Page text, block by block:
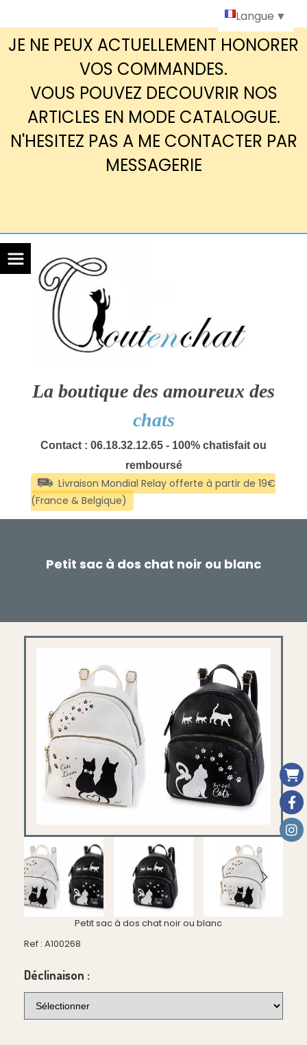
JE NE PEUX ACTUELLEMENT HONORER
VOS COMMANDES.
VOUS POUVEZ DECOUVRIR NOS
ARTICLES EN MODE CATALOGUE.
N'HESITEZ PAS A ME CONTACTER PAR
MESSAGERIE
La boutique des amoureux des
chats
Contact : 06.18.32.12.65 - 100% chatisfait ou
remboursé
Petit sac à dos chat noir ou blanc
Petit sac à dos chat noir ou blanc
Ref : A100268
Déclinaison :
Langue ▼